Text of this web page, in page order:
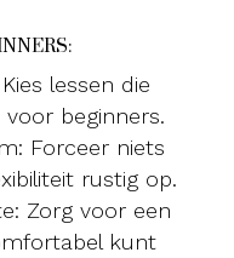
lessen die
beginners.
Forceer niets
rustig op.
Zorg voor een
kunt